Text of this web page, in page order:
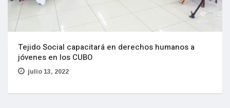
Tejido Social capacitará en derechos humanos a
jóvenes en los CUBO
julio 13, 2022